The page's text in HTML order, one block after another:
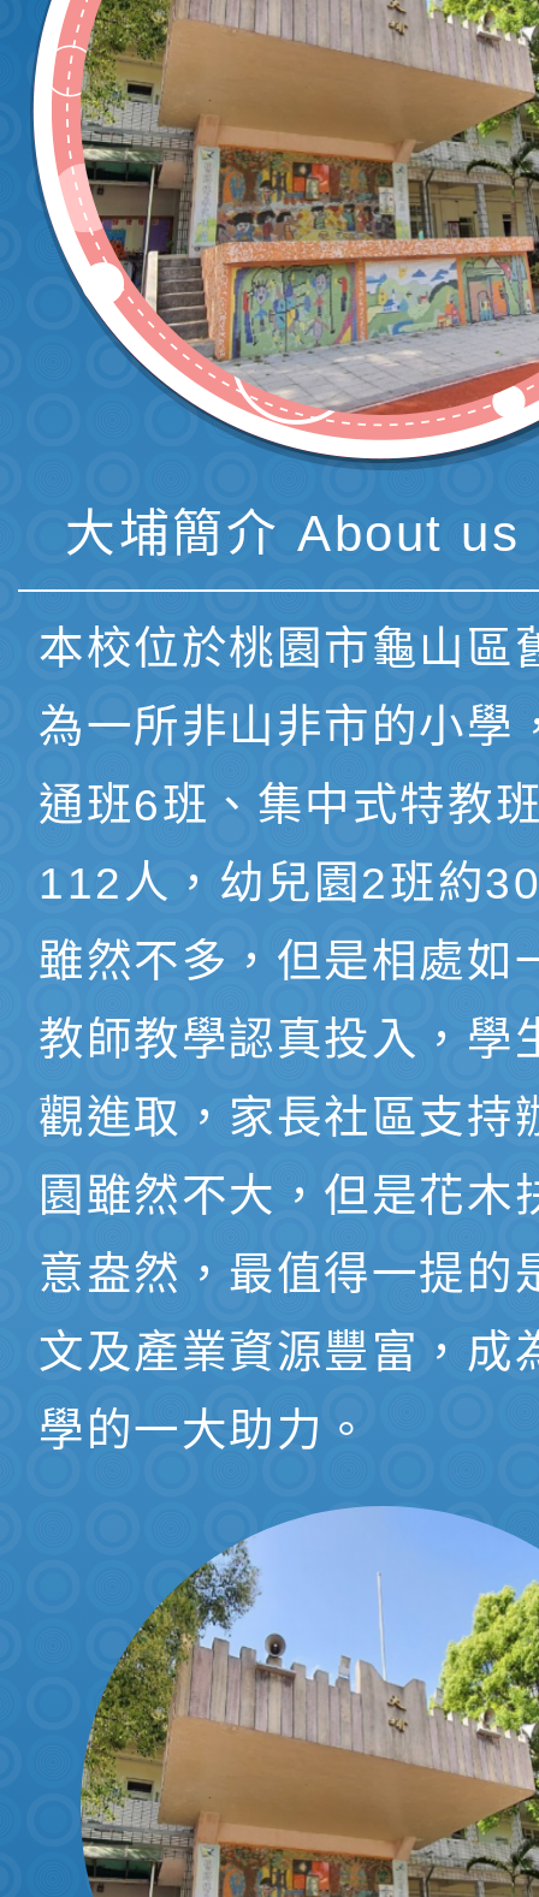
大埔簡介 About us
本校位於桃園市龜山區
為一所非山非市的小學
通班6班、集中式特教
112人，幼兒園2班約
雖然不多，但是相處如
教師教學認真投入，學
觀進取，家長社區支持
園雖然不大，但是花木
意盎然，最值得一提的
文及產業資源豐富，成
學的一大助力。